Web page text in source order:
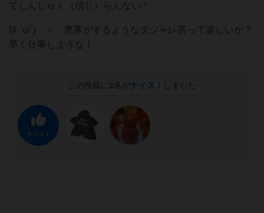
てしんじゅく（信じ）らんない！
(# `ω´) ＜ 悪寒がするようなダジャレ言って楽しいか？
早く仕事しような！
この投稿に 2名がナイス！ しました
ナイス！